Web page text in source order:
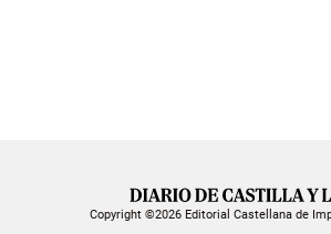
Copyright ©2026 Editorial Castellana de